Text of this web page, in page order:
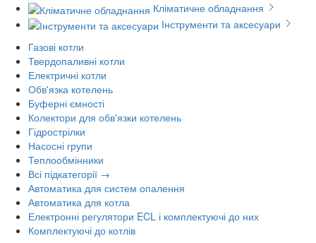
Кліматичне обладнання
Інструменти та аксесуари
Газові котли
Твердопаливні котли
Електричні котли
Обв'язка котелень
Буферні ємності
Колектори для обв'язки котелень
Гідрострілки
Насосні групи
Теплообмінники
Всі підкатегорії →
Автоматика для систем опалення
Автоматика для котла
Електронні регулятори ECL і комплектуючі до них
Комплектуючі до котлів